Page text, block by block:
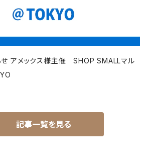
せ アメックス様主催 SHOP SMALLマル
記事一覧を見る